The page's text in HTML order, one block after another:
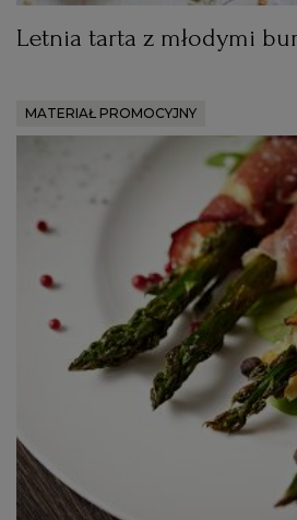
Letnia tarta z młodymi
MATERIAŁ PROMOCYJNY